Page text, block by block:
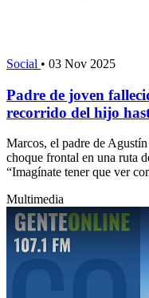
Social • 03 Nov 2025
Padre de joven
recorrido del hijo
Marcos, el padre de
choque frontal en una ruta
“Imagínate tener que ver
Multimedia